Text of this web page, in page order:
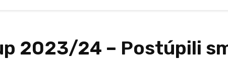
2023/24 – Postúpili